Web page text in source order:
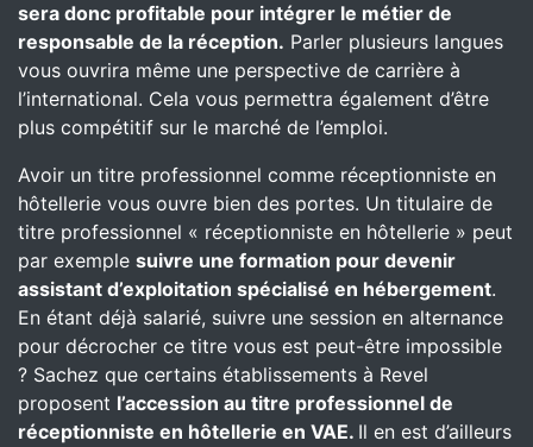
sera donc profitable pour intégrer le métier de
responsable de la réception. Parler plusieurs langues
vous ouvrira même une perspective de carrière à
l’international. Cela vous permettra également d’être
plus compétitif sur le marché de l’emploi.
Avoir un titre professionnel comme réceptionniste en
hôtellerie vous ouvre bien des portes. Un titulaire de
titre professionnel « réceptionniste en hôtellerie » peut
par exemple suivre une formation pour devenir
assistant d’exploitation spécialisé en hébergement.
En étant déjà salarié, suivre une session en alternance
pour décrocher ce titre vous est peut-être impossible
? Sachez que certains établissements à Revel
proposent l’accession au titre professionnel de
réceptionniste en hôtellerie en VAE. Il en est d’ailleurs